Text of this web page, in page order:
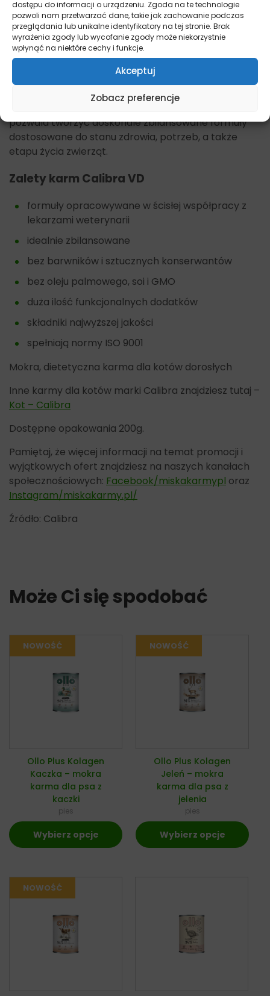
dostępu do informacji o urządzeniu. Zgoda na te technologie
pozwoli nam przetwarzać dane, takie jak zachowanie podczas
przeglądania lub unikalne identyfikatory na tej stronie. Brak
wyrażenia zgody lub wycofanie zgody może niekorzystnie
wpłynąć na niektóre cechy i funkcje.
Akceptuj
Zobacz preferencje
żywienia i zdrowia zwierząt, diagnostyki
laboratoryjnej, weterynarzy z praktycznym
doświadczeniem, technologów i specjalistów
produkcji pozwala tworzyć karmy, które spełniają
wszelkie potrzeby żywieniowe. Także długofalowa
współpraca wiodących specjalistów z uniwersytetów
weterynaryjnych w Wiedniu i Berlinie oraz instytutów
laboratoryjnych i rozwojowych w Republice Czeskiej
pozwala tworzyć doskonale zbilansowane formuły
dostosowane do stanu zdrowia, potrzeb, a także
etapu życia zwierząt.
Zalety karm Calibra VD
formuły opracowywane w ścisłej współpracy z
lekarzami weterynarii
idealnie zbilansowane
bez barwników i sztucznych konserwantów
bez oleju palmowego, soi i GMO
duża ilość funkcjonalnych dodatków
składniki najwyższej jakości
spełniają normy ISO 9001
Mokra, dietetyczna karma dla kotów dorosłych
Inne karmy dla kotów marki Calibra znajdziesz tutaj –
Kot – Calibra
Dostępne opakowania 200g.
Pamiętaj, że więcej informacji na temat promocji i
wyjątkowych ofert znajdziesz na naszych kanałach
społecznościowych: Facebook/miskakarmypl oraz
Instagram/miskakarmy.pl/
Źródło: Calibra
Może Ci się spodobać
Ollo Plus Kolagen
Kaczka – mokra
karma dla psa z
kaczki
pies
Wybierz opcje
Ollo Plus Kolagen
Jeleń – mokra
karma dla psa z
jelenia
pies
Wybierz opcje